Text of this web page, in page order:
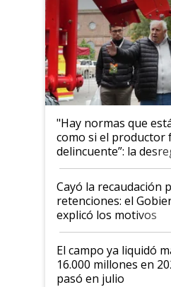
"Hay normas que
como si el productor
delincuente”: la
al Congreso
habló del
Cayó la recaudación
retenciones: el
explicó los motivos
El campo ya liquidó
16.000 millones en
pasó en julio